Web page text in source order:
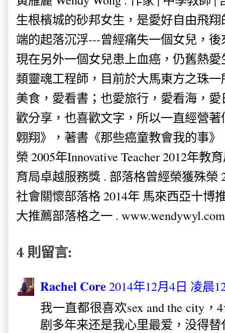
生根檳城的砂邦女生，是愛好自由飛
端的起落沉浮---曾經痛失一個女兒，
現在另外一個女兒患上血癌，仍舊熱
類靈魂工程師，目前於大馬東方之珠
美食，愛看書；也愛旅行，愛看海，
歡分享，也喜歡文字，所以一直經營
翺翔》，著書《那些癌童教會我的事
榮 2005年Innovative Teacher 2012年教
育局卓越服務獎 . 部落格曾經榮獲殊榮
社會關懷部落格 2014年 馬來西亞十博
大推薦部落格之一 . www.wendywyl.com
4 則留言:
Rachel Core2014年12月4日 凌晨
我一直都很喜欢sex and the city
剧多年来还是我心里最爱，没得